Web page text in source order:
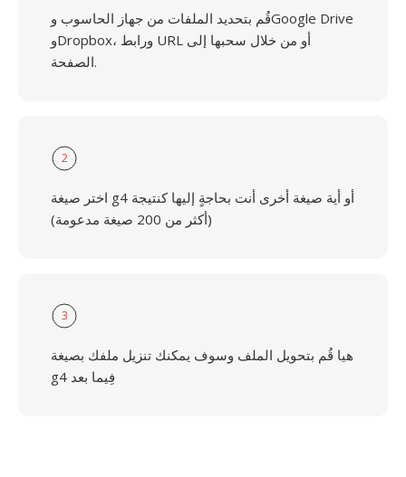
قُم بتحديد الملفات من جهاز الحاسوب وGoogle Drive
وDropbox، ورابط URL أو من خلال سحبها إلى
الصفحة.
2
اختر صيغة g4 أو أية صيغة أخرى أنت بحاجةٍ إليها كنتيجة
(أكثر من 200 صيغة مدعومة)
3
هيا قُم بتحويل الملف وسوف يمكنك تنزيل ملفك بصيغة
g4 فِيما بعد